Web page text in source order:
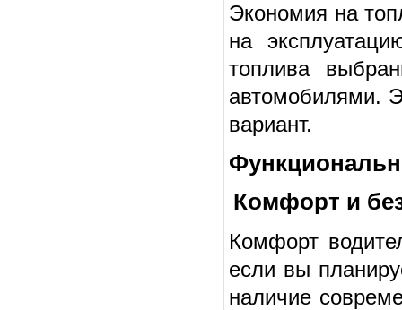
Экономия на
на
топлива
автомобилями.
вариант.
Комфорт и
Комфорт
если вы
наличие